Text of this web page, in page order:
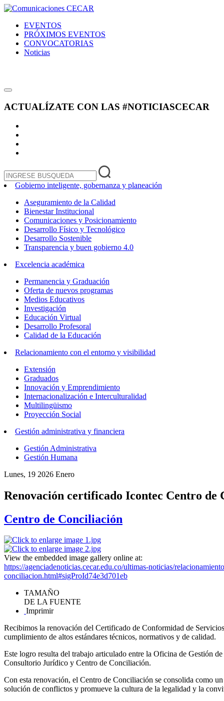
EVENTOS
PRÓXIMOS EVENTOS
CONVOCATORIAS
Noticias
ACTUALÍZATE CON LAS #NOTICIASCECAR
Gobierno inteligente, gobernanza y planeación
Aseguramiento de la Calidad
Bienestar Institucional
Comunicaciones y Posicionamiento
Desarrollo Físico y Tecnológico
Desarrollo Sostenible
Transparencia y buen gobierno 4.0
Excelencia académica
Permanencia y Graduación
Oferta de nuevos programas
Medios Educativos
Investigación
Educación Virtual
Desarrollo Profesoral
Calidad de la Educación
Relacionamiento con el entorno y visibilidad
Extensión
Graduados
Innovación y Emprendimiento
Internacionalización e Interculturalidad
Multilingüismo
Proyección Social
Gestión administrativa y financiera
Gestión Administrativa
Gestión Humana
Lunes, 19 2026 Enero
Renovación certificado Icontec Centro de
Centro de Conciliación
View the embedded image gallery online at:
https://agenciadenoticias.cecar.edu.co/ultimas-noticias/
conciliacion.html#sigProId74e3d701eb
TAMAÑO
DE LA FUENTE
Imprimir
Recibimos la renovación del Certificado de Conformidad de
cumplimiento de altos estándares técnicos, normativos y de calidad.
Este logro resulta del trabajo articulado entre la Oficina de Gestión
Consultorio Jurídico y Centro de Conciliación.
Con esta renovación, el Centro de Conciliación se consolida como
solución de conflictos y promueve la cultura de la legalidad y la